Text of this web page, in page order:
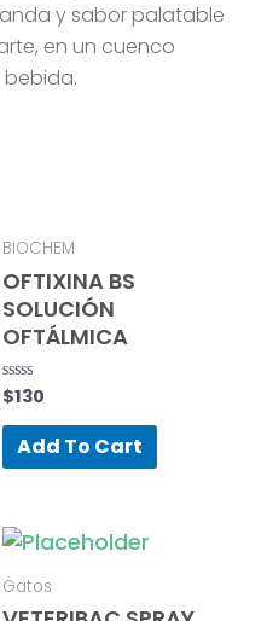
y sabor palatable
en un cuenco
BIOCHEM
OFTIXINA BS
SOLUCIÓN
OFTÁLMICA
Rated
0
out
$130
Add To Cart
Gatos